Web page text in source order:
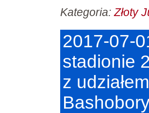
Kategoria:Złoty
2017-07-
stadionie
z